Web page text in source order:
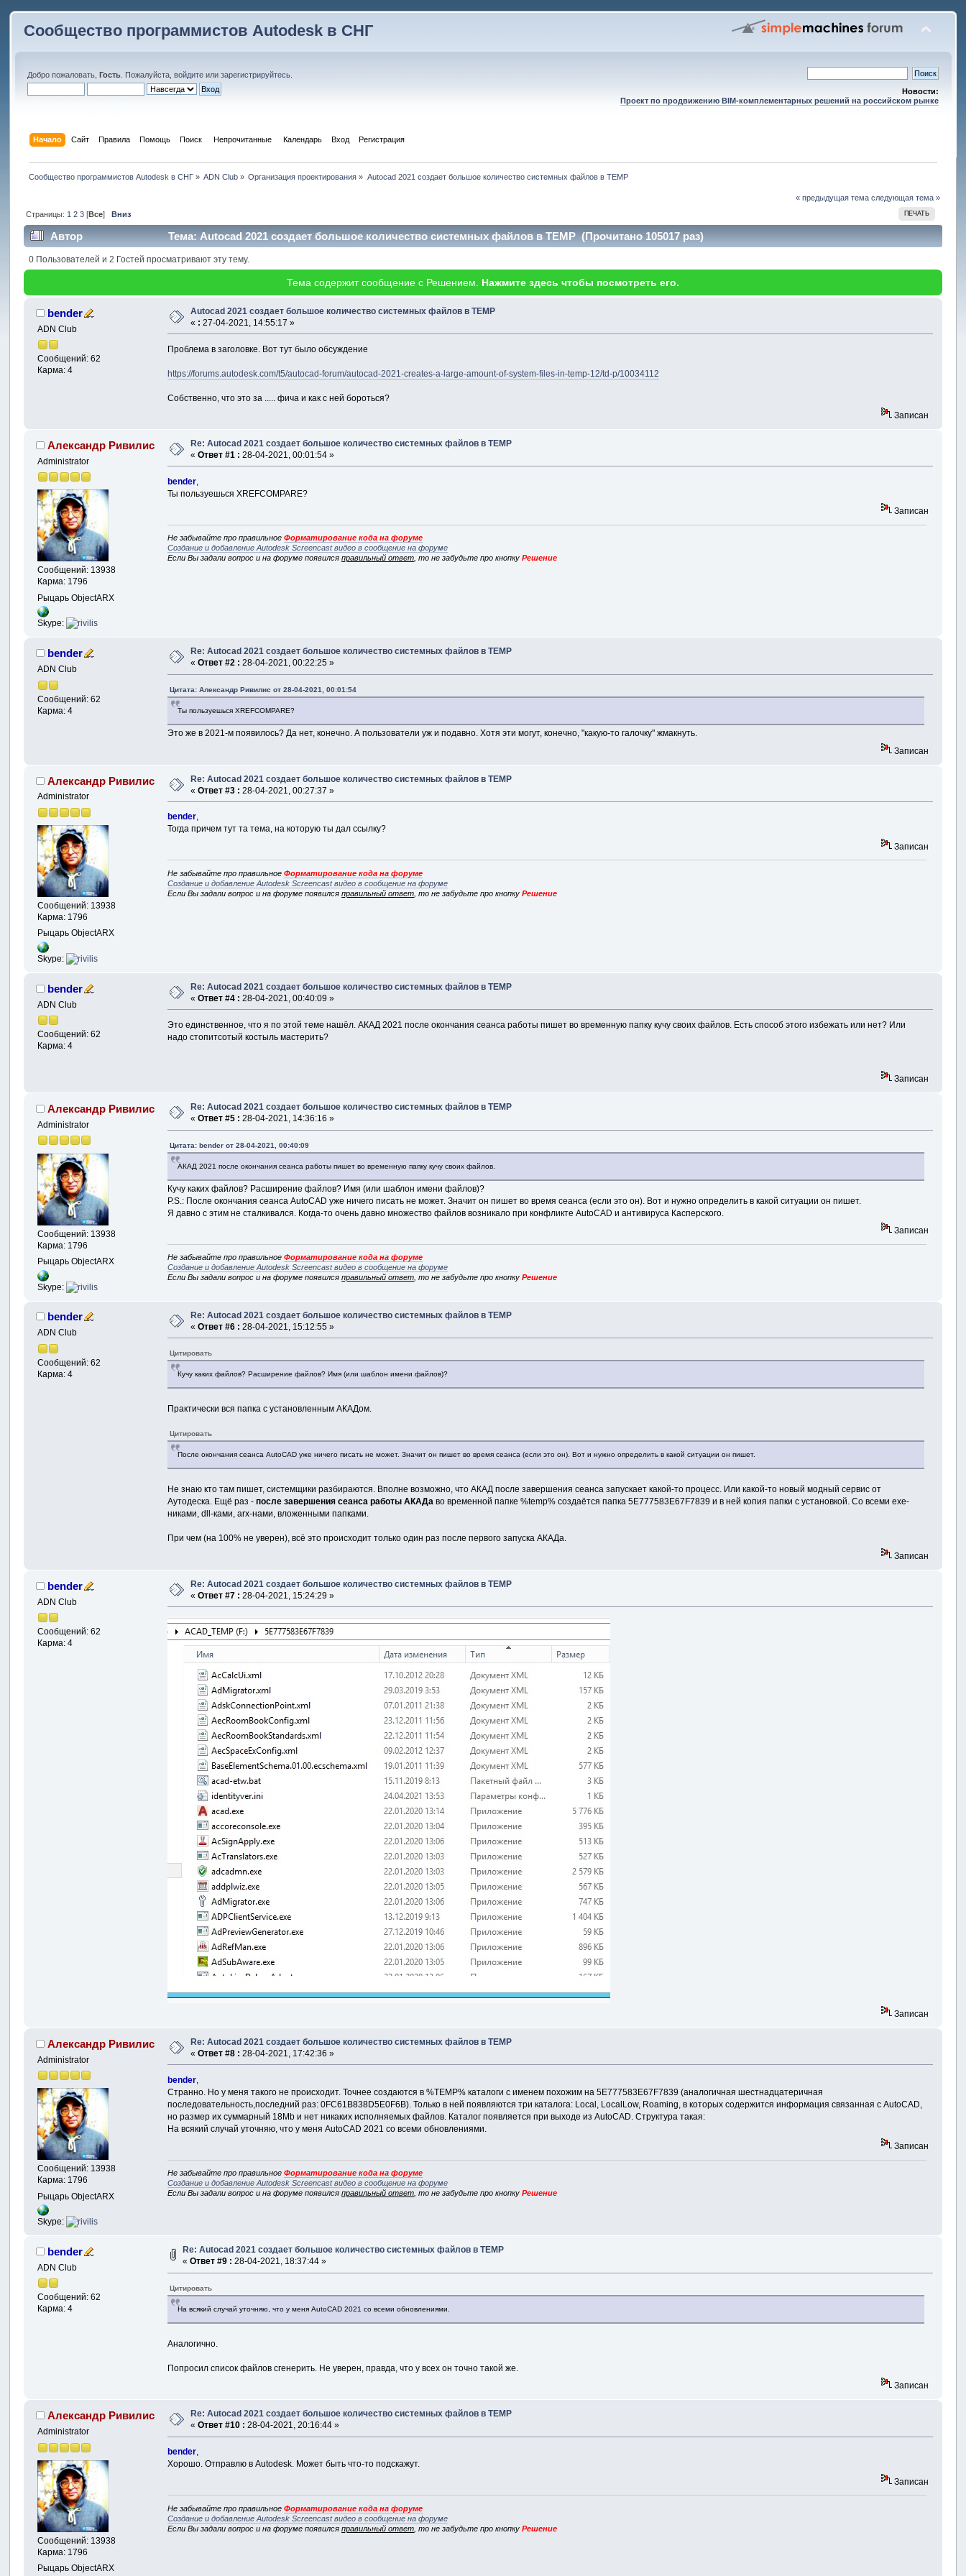
Сообщество программистов Autodesk в СНГ
Добро пожаловать,Гость . Пожалуйста,войдите илизарегистрируйтесь
Новости:
Проект по продвижению BIM-комплементарных решений на российском рынке
Начало Сайт Правила Помощь Поиск Непрочитанные Календарь Вход Регистрация
Сообщество программистов Autodesk в СНГ» ADN Club » Организация проектирования » Autocad 2021 создает большое количество системных файлов в TEMP
« предыдущая тема следующая тема »
ПЕЧАТЬ
Страницы: 1 2 3[Все] Вниз
Автор Тема: Autocad 2021 создает большое количество системных файлов в TEMP (Прочитано 105017 раз)
0 Пользователей и 2 Гостей просматривают эту тему.
Тема содержит сообщение с Решением. Нажмите здесь чтобы посмотреть его.
bender
ADN Club
Сообщений: 62
Карма: 4
Autocad 2021 создает большое количество системных файлов в TEMP
« : 27-04-2021, 14:55:17 »
Проблема в заголовке. Вот тут было обсуждение
https://forums.autodesk.com/t5/autocad-forum/autocad-2021-creates-a-large-amount-of-system-files-in-temp-12/td-p/10034112
Собственно, что это за ..... фича и как с ней бороться?
Записан
Александр Ривилис
Administrator
Сообщений: 13938
Карма: 1796
Рыцарь ObjectARX
Skype:
Re: Autocad 2021 создает большое количество системных файлов в TEMP
«Ответ #1 : 28-04-2021, 00:01:54 »
bender,
Ты пользуешься XREFCOMPARE?
Записан
Не забывайте про правильноеФорматирование кода на форуме
Создание и добавление Autodesk Screencast видео в сообщение на форуме
Если Вы задали вопрос и на форуме появилсяправильный ответ , то не забудьте про кнопкуРешение
bender
ADN Club
Сообщений: 62
Карма: 4
Re: Autocad 2021 создает большое количество системных файлов в TEMP
«Ответ #2 : 28-04-2021, 00:22:25 »
Цитата: Александр Ривилис от 28-04-2021, 00:01:54
Ты пользуешься XREFCOMPARE?
Это же в 2021-м появилось? Да нет, конечно. А пользователи уж и подавно. Хотя эти могут, конечно, "какую-то галочку" жмакнуть.
Записан
Александр Ривилис
Administrator
Сообщений: 13938
Карма: 1796
Рыцарь ObjectARX
Skype:
Re: Autocad 2021 создает большое количество системных файлов в TEMP
«Ответ #3 : 28-04-2021, 00:27:37 »
bender,
Тогда причем тут та тема, на которую ты дал ссылку?
Записан
Не забывайте про правильноеФорматирование кода на форуме
Создание и добавление Autodesk Screencast видео в сообщение на форуме
Если Вы задали вопрос и на форуме появилсяправильный ответ , то не забудьте про кнопкуРешение
bender
ADN Club
Сообщений: 62
Карма: 4
Re: Autocad 2021 создает большое количество системных файлов в TEMP
«Ответ #4 : 28-04-2021, 00:40:09 »
Это единственное, что я по этой теме нашёл. АКАД 2021 после окончания сеанса работы пишет во временную папку кучу своих файлов. Есть способ этого избежать или нет? Или
надо стопитсотый костыль мастерить?
Записан
Александр Ривилис
Administrator
Сообщений: 13938
Карма: 1796
Рыцарь ObjectARX
Skype:
Re: Autocad 2021 создает большое количество системных файлов в TEMP
«Ответ #5 : 28-04-2021, 14:36:16 »
Цитата: bender от 28-04-2021, 00:40:09
АКАД 2021 после окончания сеанса работы пишет во временную папку кучу своих файлов.
Кучу каких файлов? Расширение файлов? Имя (или шаблон имени файлов)?
P.S.: После окончания сеанса AutoCAD уже ничего писать не может. Значит он пишет во время сеанса (если это он). Вот и нужно определить в какой ситуации он пишет.
Я давно с этим не сталкивался. Когда-то очень давно множество файлов возникало при конфликте AutoCAD и антивируса Касперского.
Записан
Не забывайте про правильноеФорматирование кода на форуме
Создание и добавление Autodesk Screencast видео в сообщение на форуме
Если Вы задали вопрос и на форуме появилсяправильный ответ, то не забудьте про кнопкуРешение
bender
ADN Club
Сообщений: 62
Карма: 4
Re: Autocad 2021 создает большое количество системных файлов в TEMP
«Ответ #6 : 28-04-2021, 15:12:55 »
Цитировать
Кучу каких файлов? Расширение файлов? Имя (или шаблон имени файлов)?
Практически вся папка с установленным АКАДом.
Цитировать
После окончания сеанса AutoCAD уже ничего писать не может. Значит он пишет во время сеанса (если это он). Вот и нужно определить в какой ситуации он пишет.
Не знаю кто там пишет, системщики разбираются. Вполне возможно, что АКАД после завершения сеанса запускает какой-то процесс. Или какой-то новый модный сервис от
Аутодеска. Ещё раз -после завершения сеанса работы АКАДа во временной папке %temp% создаётся папка 5E777583E67F7839 и в ней копия папки с установкой. Со всеми exe-
никами, dll-ками, arx-нами, вложенными папками.
При чем (на 100% не уверен), всё это происходит только один раз после первого запуска АКАДа.
Записан
bender
ADN Club
Сообщений: 62
Карма: 4
Re: Autocad 2021 создает большое количество системных файлов в TEMP
«Ответ #7 : 28-04-2021, 15:24:29 »
Записан
Александр Ривилис
Administrator
Сообщений: 13938
Карма: 1796
Рыцарь ObjectARX
Skype:
Re: Autocad 2021 создает большое количество системных файлов в TEMP
«Ответ #8 : 28-04-2021, 17:42:36 »
bender
Странно. Но у меня такого не происходит. Точнее создаются в %TEMP% каталоги с именем похожим на 5E777583E67F7839 (аналогичная шестнадцатеричная
последовательность,последний раз: 0FC61B838D5E0F6B). Только в ней появляются три каталога: Local, LocalLow, Roaming, в которых содержится информация связанная с AutoCAD,
но размер их суммарный 18Mb и нет никаких исполняемых файлов. Каталог появляется при выходе из AutoCAD. Структура такая:
На всякий случай уточняю, что у меня AutoCAD 2021 со всеми обновлениями.
Записан
Не забывайте про правильноеФорматирование кода на форуме
Создание и добавление Autodesk Screencast видео в сообщение на форуме
Если Вы задали вопрос и на форуме появилсяправильный ответ , то не забудьте про кнопкуРешение
bender
ADN Club
Сообщений: 62
Карма: 4
Re: Autocad 2021 создает большое количество системных файлов в TEMP
«Ответ #9 : 28-04-2021, 18:37:44 »
Цитировать
На всякий случай уточняю, что у меня AutoCAD 2021 со всеми обновлениями.
Аналогично.
Попросил список файлов сгенерить. Не уверен, правда, что у всех он точно такой же.
Записан
Александр Ривилис
Administrator
Сообщений: 13938
Карма: 1796
Рыцарь ObjectARX
Re: Autocad 2021 создает большое количество системных файлов в TEMP
«Ответ #10 : 28-04-2021, 20:16:44 »
bender,
Хорошо. Отправлю в Autodesk. Может быть что-то подскажут.
Записан
Не забывайте про правильноеФорматирование кода на форуме
Создание и добавление Autodesk Screencast видео в сообщение на форуме
Если Вы задали вопрос и на форуме появилсяправильный ответ , то не забудьте про кнопкуРешение